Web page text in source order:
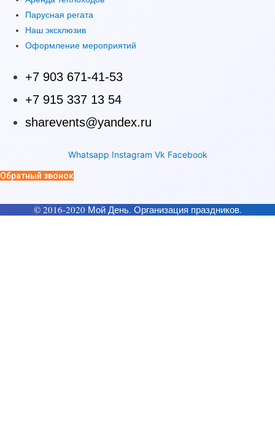
Парусная регата
Наш эксклюзив
Оформление мероприятий
+7 903 671-41-53
+7 915 337 13 54
sharevents@yandex.ru
Whatsapp Instagram Vk Facebook
Обратный звонок
© 2016-2020 Мой День. Организация праздников.